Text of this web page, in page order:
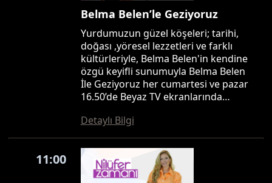
Belma Belen’le Geziyoruz
Yurdumuzun güzel köşeleri; tarihi,
doğası ,yöresel lezzetleri ve farklı
kültürleriyle, Belma Belen'in kendine
özgü keyifli sunumuyla Belma Belen
İle Geziyoruz her cumartesi ve pazar
16.50’de Beyaz TV ekranlarında…
Detaylı Bilgi
11:00